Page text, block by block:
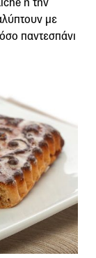
με
παντεσπάνι